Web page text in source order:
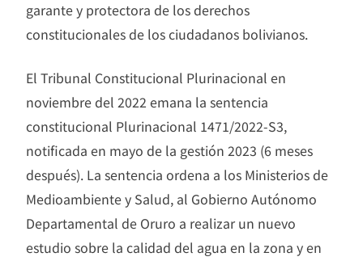
garante y protectora de los derechos
constitucionales de los ciudadanos bolivianos.
El Tribunal Constitucional Plurinacional en
noviembre del 2022 emana la sentencia
constitucional Plurinacional 1471/2022-S3,
notificada en mayo de la gestión 2023 (6 meses
después). La sentencia ordena a los Ministerios de
Medioambiente y Salud, al Gobierno Autónomo
Departamental de Oruro a realizar un nuevo
estudio sobre la calidad del agua en la zona y en